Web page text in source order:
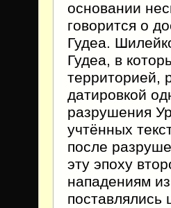
основании
говорится о
Гудеа.
Гудеа, в
территорией,
датировкой
разрушения
учтённых
после
эту эпоху
нападениям